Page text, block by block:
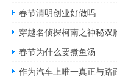
春节清明创业好做吗
穿越名侦探柯南之神秘双
春节为什么要煮鱼汤
作为汽车上唯一真正与路